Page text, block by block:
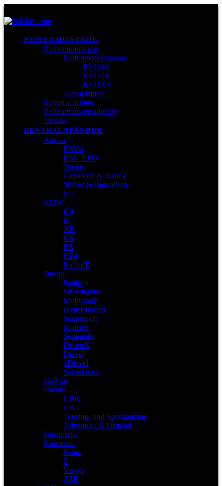
REIFENMONTAGE
Reifen montieren
Reifenmontiergeräte
EVO3®
EVO2®
EVOX®
Achsadapter
Reifen wuchten
Reifenmontagezubehör
Ventile
ZENTRALSTÄNDER
Aprilia
RSV4
RSV 1000
Tuono
Caponord & Tuareg
Shiver & Dorsoduro
RS
BMW
RR
R
XR
GS
RS
HP4
R nineT
Ducati
Panigale
Streetfighter
Multistrada
Hypermotard
Supersport
Monster
Scrambler
DesertX
Diavel
xDiavel
Superbikes
GasGas
Honda
CBR
CB
Touring- und Sporttouring
Adventure & Offroad
Husqvarna
Kawasaki
Ninja
Z
Versys
ZZR